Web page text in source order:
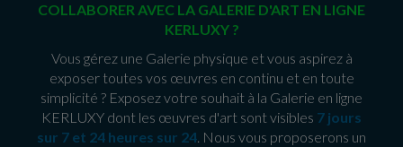
COLLABORER AVEC LA GALERIE D'ART EN LIGNE
KERLUXY ?
Vous gérez une Galerie physique et vous aspirez à
exposer toutes vos œuvres en continu et en toute
simplicité ? Exposez votre souhait à la Galerie en ligne
KERLUXY dont les œuvres d'art sont visibles 7 jours
sur 7 et 24 heures sur 24. Nous vous proposerons un